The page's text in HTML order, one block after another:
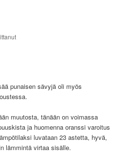
punaisen sävyjä oli myös
muutosta, tänään on voimassa
ja huomenna oranssi varoitus
luvataan 23 astetta, hyvä,
lämmintä virtaa sisälle.